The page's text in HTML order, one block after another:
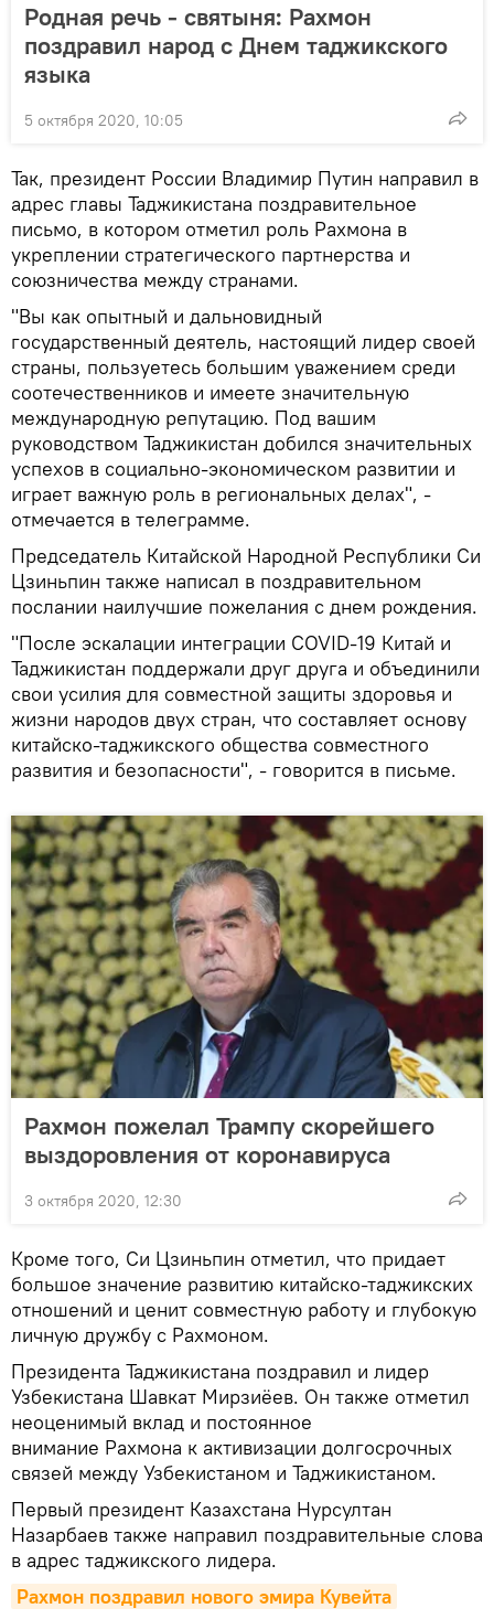
Родная речь - святыня: Рахмон
поздравил народ с Днем таджикского
языка
5 октября 2020, 10:05
Так, президент России Владимир Путин направил в
адрес главы Таджикистана поздравительное
письмо, в котором отметил роль Рахмона в
укреплении стратегического партнерства и
союзничества между странами.
"Вы как опытный и дальновидный
государственный деятель, настоящий лидер своей
страны, пользуетесь большим уважением среди
соотечественников и имеете значительную
международную репутацию. Под вашим
руководством Таджикистан добился значительных
успехов в социально-экономическом развитии и
играет важную роль в региональных делах", -
отмечается в телеграмме.
Председатель Китайской Народной Республики Си
Цзиньпин также написал в поздравительном
послании наилучшие пожелания с днем ​​рождения.
"После эскалации интеграции COVID-19 Китай и
Таджикистан поддержали друг друга и объединили
свои усилия для совместной защиты здоровья и
жизни народов двух стран, что составляет основу
китайско-таджикского общества совместного
развития и безопасности", - говорится в письме.
Рахмон пожелал Трампу скорейшего
выздоровления от коронавируса
3 октября 2020, 12:30
Кроме того, Си Цзиньпин отметил, что придает
большое значение развитию китайско-таджикских
отношений и ценит совместную работу и глубокую
личную дружбу с Рахмоном.
Президента Таджикистана поздравил и лидер
Узбекистана Шавкат Мирзиёев. Он также отметил
неоценимый вклад и постоянное
внимание Рахмона к активизации долгосрочных
связей между Узбекистаном и Таджикистаном.
Первый президент Казахстана Нурсултан
Назарбаев также направил поздравительные слова
в адрес таджикского лидера.
Рахмон поздравил нового эмира Кувейта